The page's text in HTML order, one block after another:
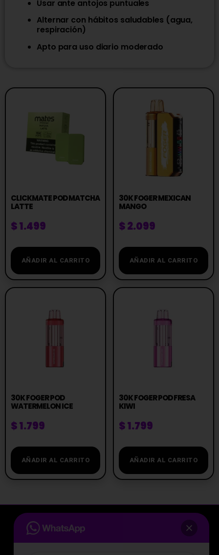
Usar ante antojos puntuales
Alternar con hábitos saludables (agua,
respiración)
Apto para uso diario moderado
CLICKMATE POD MATCHA
LATTE
$1.499
AÑADIR AL CARRITO
30K FOGER MEXICAN
MANGO
$2.099
AÑADIR AL CARRITO
30K FOGER POD
WATERMELON ICE
$1.799
AÑADIR AL CARRITO
30K FOGER POD FRESA
KIWI
$1.799
AÑADIR AL CARRITO
Te asesoramos antes de comprar
Tocá acá y hablá con nosotros por